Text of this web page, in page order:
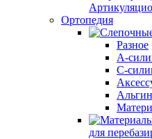
Ортопедия
Разное
А-
С-
для